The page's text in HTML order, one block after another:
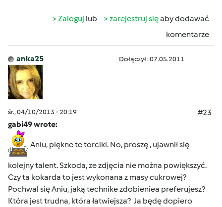
Zaloguj lub zarejestruj sięaby dodawać
komentarze
anka25 Dołączył : 07.05.2011
śr., 04/10/2013 - 20:19
#23
gabi49 wrote:
Aniu, piękne te torciki. No, proszę , ujawnił się
kolejny talent. Szkoda, ze zdjęcia nie można powiększyć.
Czy ta kokarda to jest wykonana z masy cukrowej?
Pochwal się Aniu, jaką technike zdobieniea preferujesz?
Która jest trudna, która łatwiejsza? Ja będę dopiero